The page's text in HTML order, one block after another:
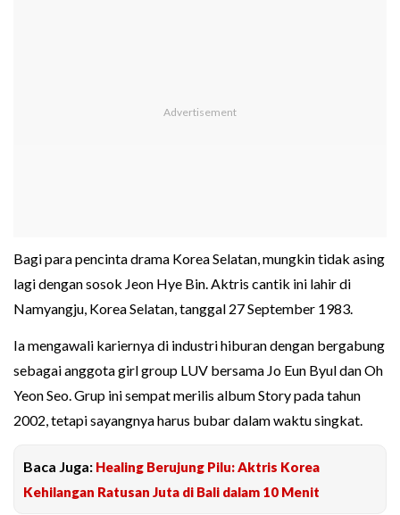
Bagi para pencinta drama Korea Selatan, mungkin tidak asing
lagi dengan sosok Jeon Hye Bin. Aktris cantik ini lahir di
Namyangju, Korea Selatan, tanggal 27 September 1983.
Ia mengawali kariernya di industri hiburan dengan bergabung
sebagai anggota girl group LUV bersama Jo Eun Byul dan Oh
Yeon Seo. Grup ini sempat merilis album Story pada tahun
2002, tetapi sayangnya harus bubar dalam waktu singkat.
Baca Juga: Healing Berujung Pilu: Aktris Korea
Kehilangan Ratusan Juta di Bali dalam 10 Menit